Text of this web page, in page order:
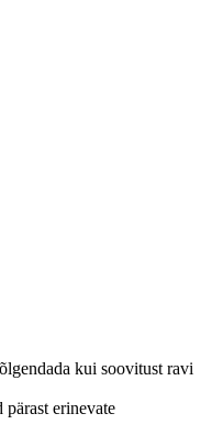
kui soovitust ravi
erinevate